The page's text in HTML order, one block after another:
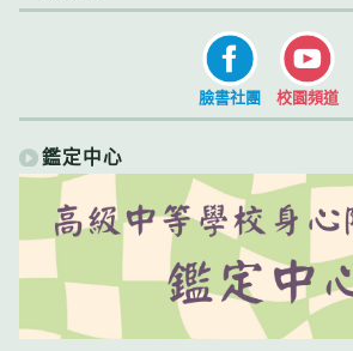
臉書社團 校園頻道
鑑定中心